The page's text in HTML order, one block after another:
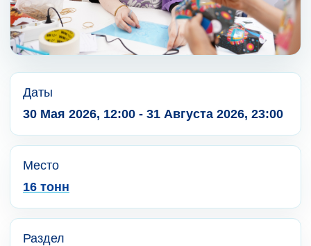
Даты
30 Мая 2026, 12:00 - 31 Августа 2026, 23:00
Место
16 тонн
Раздел